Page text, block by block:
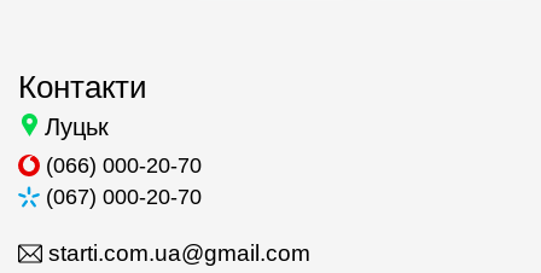
Контакти
Луцьк
(066) 000-20-70
(067) 000-20-70
starti.com.ua@gmail.com